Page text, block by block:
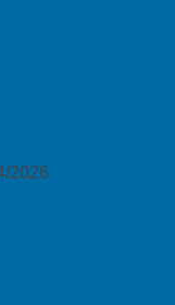
2026